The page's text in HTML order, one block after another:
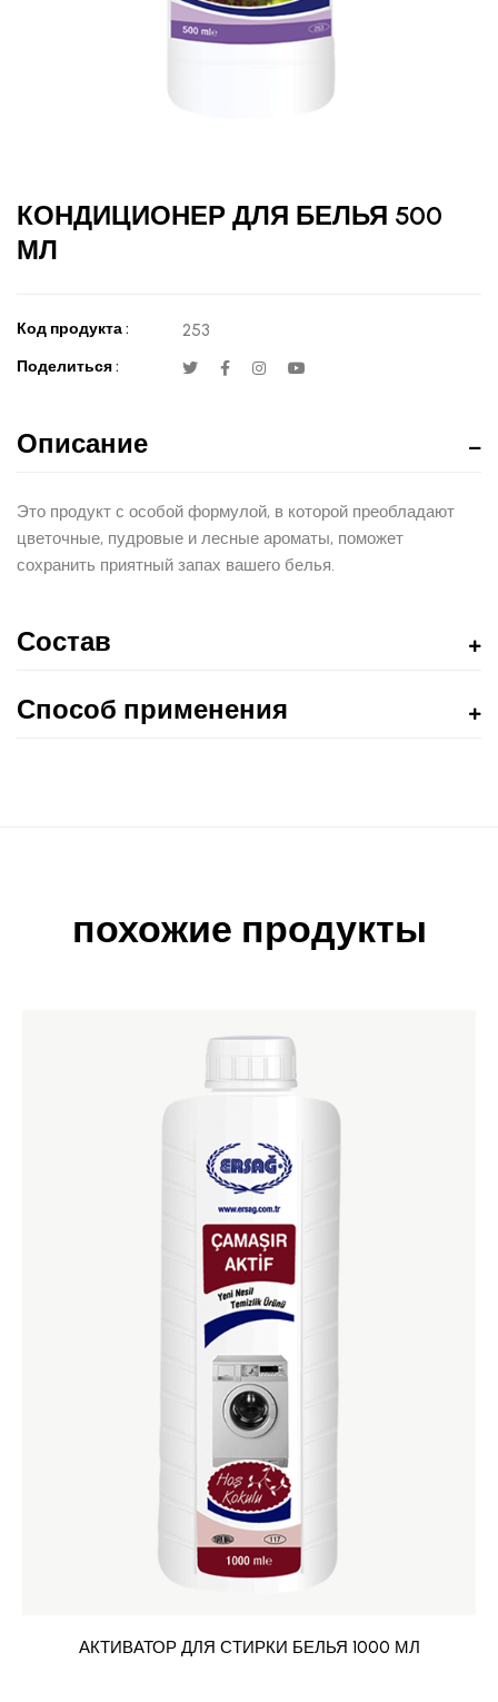
КОНДИЦИОНЕР ДЛЯ БЕЛЬЯ 500
МЛ
Код продукта : 253
Поделиться :
Описание
Это продукт с особой формулой, в которой преобладают
цветочные, пудровые и лесные ароматы, поможет
сохранить приятный запах вашего белья.
Состав
Способ применения
похожие продукты
АКТИВАТОР ДЛЯ СТИРКИ БЕЛЬЯ 1000 МЛ